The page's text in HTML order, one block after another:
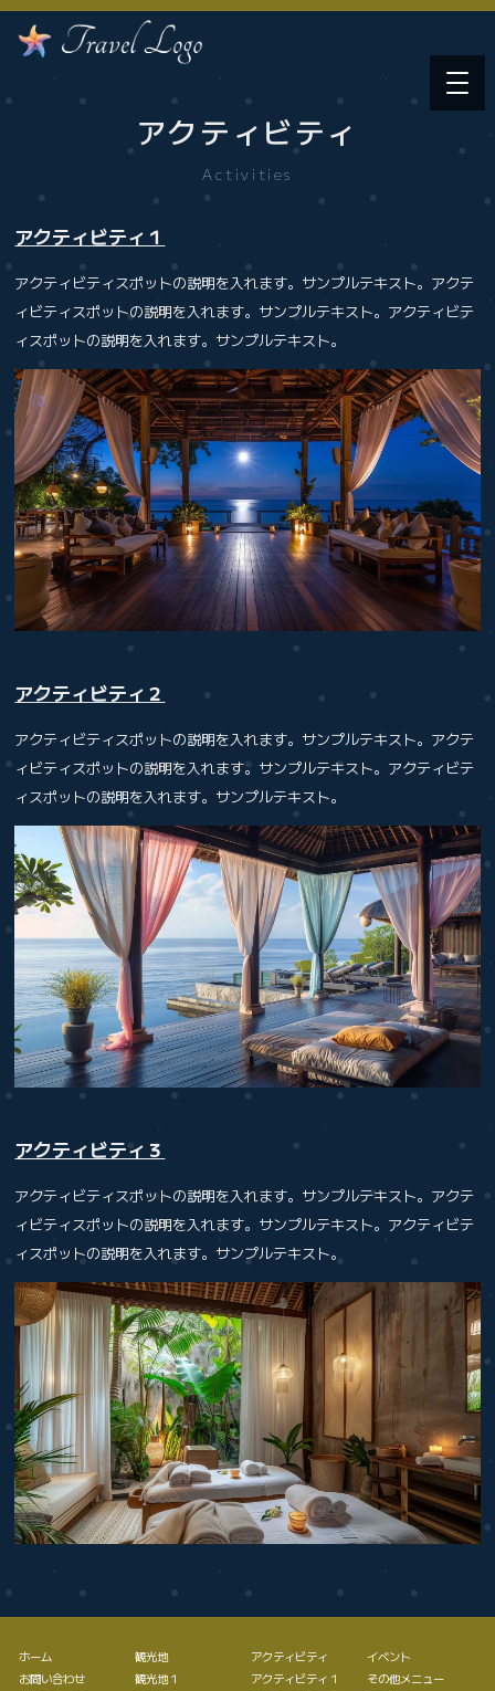
アクティビティ
Activities
アクティビティ１
アクティビティスポットの説明を入れます。サンプルテキスト。アクテ
ィビティスポットの説明を入れます。サンプルテキスト。アクティビテ
ィスポットの説明を入れます。サンプルテキスト。
アクティビティ２
アクティビティスポットの説明を入れます。サンプルテキスト。アクテ
ィビティスポットの説明を入れます。サンプルテキスト。アクティビテ
ィスポットの説明を入れます。サンプルテキスト。
アクティビティ３
アクティビティスポットの説明を入れます。サンプルテキスト。アクテ
ィビティスポットの説明を入れます。サンプルテキスト。アクティビテ
ィスポットの説明を入れます。サンプルテキスト。
ホーム
お問い合わせ
観光地
観光地１
アクティビティ
アクティビティ１
イベント
その他メニュー